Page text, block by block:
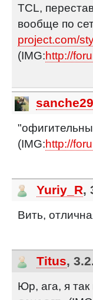
TCL,
вообще по
project.com/
(IMG:http://
sanche29
(IMG:http://
Yuriy_R,
Вить,
Titus,
Юр, ага, я